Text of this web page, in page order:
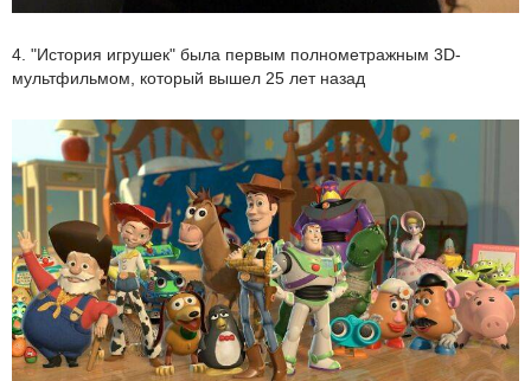
4. "История игрушек" была первым полнометражным 3D-
мультфильмом, который вышел 25 лет назад